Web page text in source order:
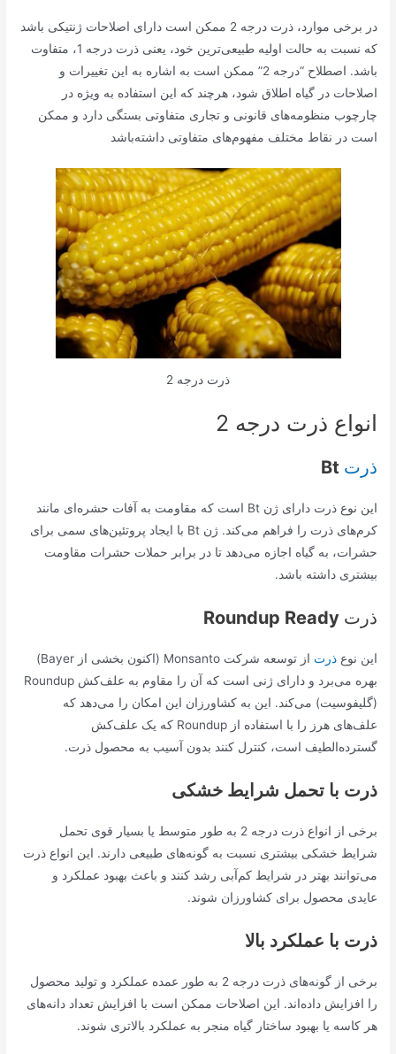
در برخی موارد، ذرت درجه 2 ممکن است دارای اصلاحات ژنتیکی باشد
که نسبت به حالت اولیه طبیعی‌ترین خود، یعنی ذرت درجه 1، متفاوت
باشد. اصطلاح “درجه 2” ممکن است به اشاره به این تغییرات و
اصلاحات در گیاه اطلاق شود، هرچند که این استفاده به ویژه در
چارچوب منظومه‌های قانونی و تجاری متفاوتی بستگی دارد و ممکن
است در نقاط مختلف مفهوم‌های متفاوتی داشته‌باشد
ذرت درجه 2
انواع ذرت درجه 2
ذرت
این نوع ذرت دارای ژن Bt است که مقاومت به آفات حشره‌ای مانند
کرم‌های ذرت را فراهم می‌کند. ژن Bt با ایجاد پروتئین‌های سمی برای
حشرات، به گیاه اجازه می‌دهد تا در برابر حملات حشرات مقاومت
بیشتری داشته باشد.
ذرت Roundup Ready
این نوعذرت
از توسعه شرکت Monsanto (اکنون بخشی از Bayer)
بهره می‌برد و دارای ژنی است که آن را مقاوم به علف‌کش Roundup
(گلیفوسیت) می‌کند. این به کشاورزان این امکان را می‌دهد که
علف‌های هرز را با استفاده از Roundup که یک علف‌کش
گسترده‌الطیف است، کنترل کنند بدون آسیب به محصول ذرت.
ذرت با تحمل شرایط خشکی
برخی از انواع ذرت درجه 2 به طور متوسط یا بسیار قوی تحمل
شرایط خشکی بیشتری نسبت به گونه‌های طبیعی دارند. این انواع ذرت
می‌توانند بهتر در شرایط کم‌آبی رشد کنند و باعث بهبود عملکرد و
عایدی محصول برای کشاورزان شوند.
ذرت با عملکرد بالا
برخی از گونه‌های ذرت درجه 2 به طور عمده عملکرد و تولید محصول
را افزایش داده‌اند. این اصلاحات ممکن است با افزایش تعداد دانه‌های
هر کاسه یا بهبود ساختار گیاه منجر به عملکرد بالاتری شوند.